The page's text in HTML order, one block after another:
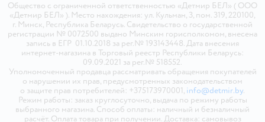
Общество с ограниченной ответственностью «Детмир БЕЛ» ( ООО
«Детмир БЕЛ» ). Место нахождения: ул. Кульман, 3, пом. 319, 220100,
г. Минск, Республика Беларусь. Свидетельство о государственной
регистрации № 0072500 выдано Минским горисполкомом, внесена
запись в ЕГР 01.10.2018 за рег.№ 193143448. Дата внесения
интернет-магазина в Торговый реестр Республики Беларусь:
09.09.2021 за рег.№ 518552.
Уполномоченный продавца рассматривать обращения покупателей
о нарушении их прав, предусмотренных законодательством
о защите прав потребителей: +375173970001, info@detmir.by.
Режим работы: заказ круглосуточно, выдача по режиму работы
выбранного магазина. Способ оплаты: наличный и безналичный
расчёт. Оплата товара при получении. Доставка: самовывоз